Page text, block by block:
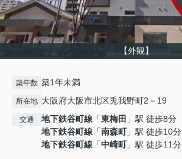
【外観】
築年数 築1年未満
所在地 大阪府大阪市北区兎我野町2－19
交通 地下鉄谷町線 「東梅田 」駅 徒歩8分
地下鉄谷町線 「南森町」駅 徒歩10分
地下鉄谷町線 「中崎町」駅 徒歩11分